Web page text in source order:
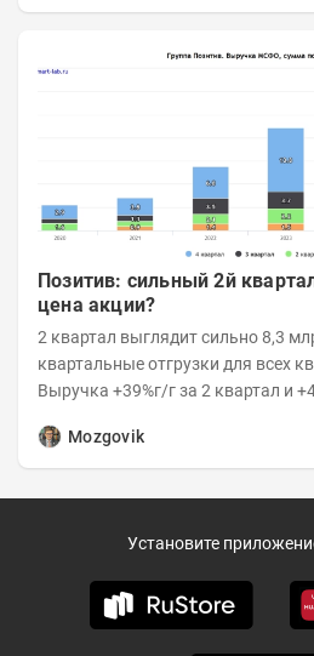
Позитив: сильный 2й
цена акции?
2 квартал выглядит сильно 8,3 млрд руб — рекордные
квартальные отгрузки для всех
Выручка +39%г/г за 2 квартал и
Mozgovik
Установите